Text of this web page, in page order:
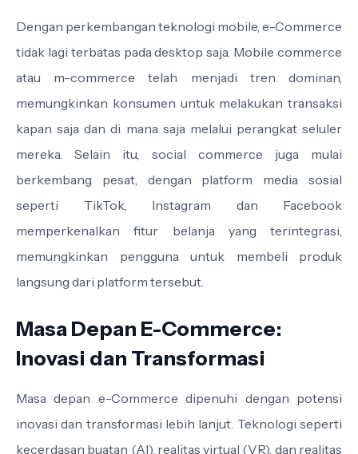
Dengan perkembangan teknologi mobile, e-Commerce
tidak lagi terbatas pada desktop saja. Mobile commerce
atau m-commerce telah menjadi tren dominan,
memungkinkan konsumen untuk melakukan transaksi
kapan saja dan di mana saja melalui perangkat seluler
mereka. Selain itu, social commerce juga mulai
berkembang pesat, dengan platform media sosial
seperti TikTok, Instagram dan Facebook
memperkenalkan fitur belanja yang terintegrasi,
memungkinkan pengguna untuk membeli produk
langsung dari platform tersebut.
Masa Depan E-Commerce:
Inovasi dan Transformasi
Masa depan e-Commerce dipenuhi dengan potensi
inovasi dan transformasi lebih lanjut. Teknologi seperti
kecerdasan buatan (AI), realitas virtual (VR), dan realitas